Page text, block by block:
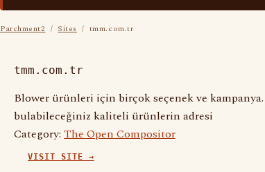
Parchment2 / Sites / tmm.com.tr
tmm.com.tr
Blower ürünleri için birçok seçenek ve
bulabileceğiniz kaliteli ürünlerin adresi
Category: The Open Compositor
VISIT SITE →